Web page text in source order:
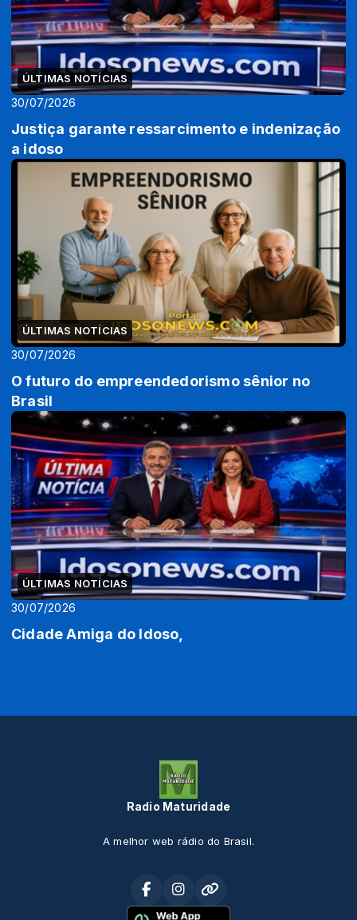
ÚLTIMAS NOTÍCIAS
30/07/2026
Justiça garante ressarcimento e indenização
a idoso
ÚLTIMAS NOTÍCIAS
30/07/2026
O futuro do empreendedorismo sênior no
Brasil
ÚLTIMAS NOTÍCIAS
30/07/2026
Cidade Amiga do Idoso,
Radio Maturidade
A melhor web rádio do Brasil.